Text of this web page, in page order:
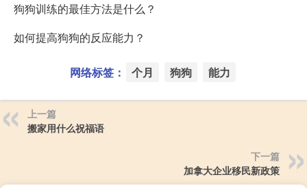
狗狗训练的最佳方法是什么？
如何提高狗狗的反应能力？
网络标签： 个月 狗狗 能力
上一篇
搬家用什么祝福语
下一篇
加拿大企业移民新政策